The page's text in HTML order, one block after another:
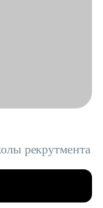
рекрутмента